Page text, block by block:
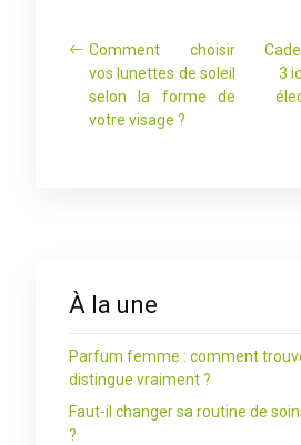
Comment choisir
vos lunettes de soleil
selon la forme de
votre visage ?
3
À la une
Parfum femme : comment
distingue vraiment ?
Faut-il changer sa routine de
?